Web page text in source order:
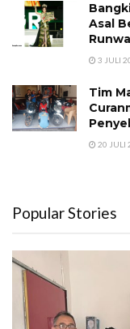
Asal
3 JULI
Tim
20 JULI
Popular Stories